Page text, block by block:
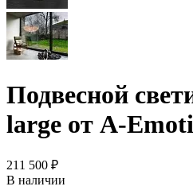
Подвесной
large от A-
211 500 ₽
В наличии